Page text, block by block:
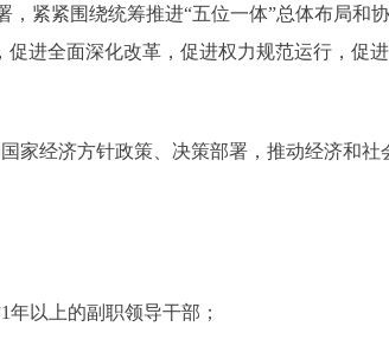
紧紧围绕统筹推进“五位一体”总体布局和
进全面深化改革，促进权力规范运行，促
经济方针政策、决策部署，推动经济和社
以上的副职领导干部；